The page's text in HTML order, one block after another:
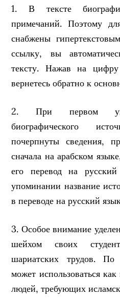
1. В тексте
примечаний. Поэтому
снабжены
ссылку, вы
тексту. Нажав на
вернетесь обратно к
2. При первом
биографического
почерпнуты сведения,
сначала на арабском
его перевод на
упоминании название
в переводе на русский
3. Особое внимание
шейхом своих
шариатских трудов. По
может использоваться
людей, требующих